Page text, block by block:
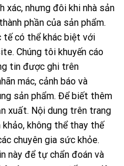
xác, nhưng đôi khi nhà sản
phần của sản phẩm.
tế có thể khác biệt với
Chúng tôi khuyến cáo
tin được ghi trên
mác, cảnh báo và
sản phẩm. Để biết thêm
xuất. Nội dung trên trang
không thể thay thế
chuyên gia sức khỏe.
này để tự chẩn đoán và